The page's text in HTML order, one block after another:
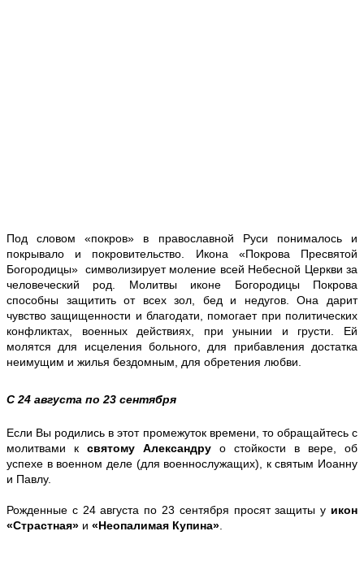
Под словом «покров» в православной Руси понималось и
покрывало и покровительство. Икона «Покрова Пресвятой
Богородицы» символизирует моление всей Небесной Церкви за
человеческий род. Молитвы иконе Богородицы Покрова
способны защитить от всех зол, бед и недугов. Она дарит
чувство защищенности и благодати, помогает при политических
конфликтах, военных действиях, при унынии и грусти. Ей
молятся для исцеления больного, для прибавления достатка
неимущим и жилья бездомным, для обретения любви.
С 24 августа по 23 сентября
Если Вы родились в этот промежуток времени, то обращайтесь с
молитвами к святому Александру о стойкости в вере, об
успехе в военном деле (для военнослужащих), к святым Иоанну
и Павлу.
Рожденные с 24 августа по 23 сентября просят защиты у икон
«Страстная» и «Неопалимая Купина»